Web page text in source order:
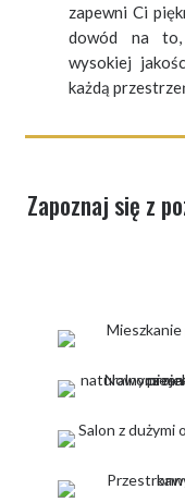
zapewni Ci
dowód na
wysokiej
każdą
Zapoznaj się z